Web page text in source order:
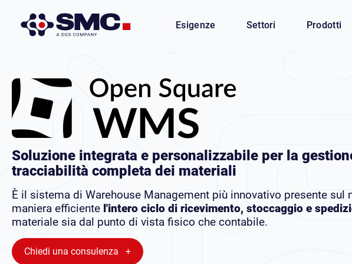
Esigenze Settori Prodotti
Soluzione integrata e personalizzabile per la
tracciabilità completa dei materiali
È il sistema di Warehouse Management più innovativo presente sul
maniera efficiente l'intero ciclo di ricevimento, stoccaggio e
materiale sia dal punto di vista fisico che contabile.
Chiedi una consulenza +